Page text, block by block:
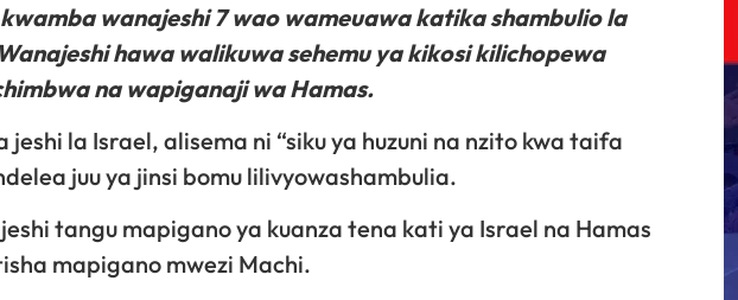
wanajeshi 7 wao wameuawa katika shambulio la
hawa walikuwa sehemu ya kikosi kilichopewa
na wapiganaji wa Hamas.
la Israel, alisema ni “siku ya huzuni na nzito kwa taifa
juu ya jinsi bomu lilivyowashambulia.
tangu mapigano ya kuanza tena kati ya Israel na Hamas
mapigano mwezi Machi.